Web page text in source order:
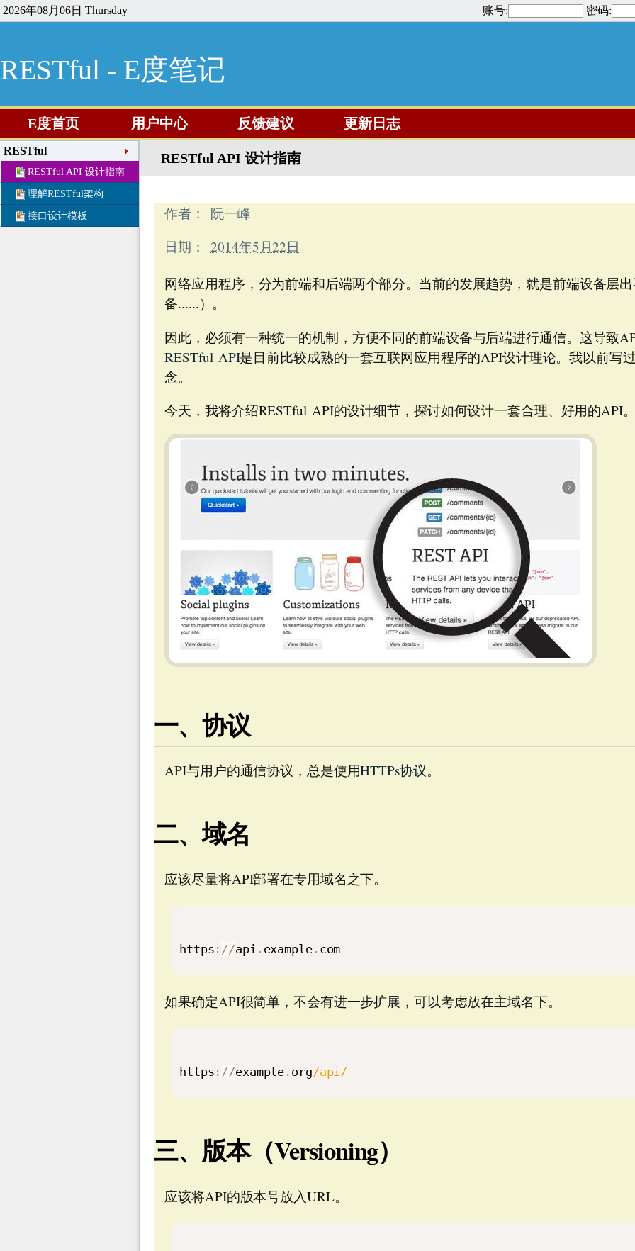
2026年08月06日 Thursday 账号: 密码:
RESTful - E度笔记
E度首页 用户中心 反馈建议 更新日志
RESTful
RESTful API 设计指南
理解RESTful架构
接口设计模板
RESTful API 设计指南
作者： 阮一峰
日期：2014年5月22日
网络应用程序，分为前端和后端两个部分。当前的发展趋势，就是前端设备层
备......）。
因此，必须有一种统一的机制，方便不同的前端设备与后端进行通信。这导致
RESTful API是目前比较成熟的一套互联网应用程序的API设计理论。我以前写
念。
今天，我将介绍RESTful API的设计细节，探讨如何设计一套合理、好用的API
一、协议
API与用户的通信协议，总是使用HTTPs协议。
二、域名
应该尽量将API部署在专用域名之下。
https : //api . example.
如果确定API很简单，不会有进一步扩展，可以考虑放在主域名下。
https : //example . org/api/
三、版本（Versioning）
应该将API的版本号放入URL。